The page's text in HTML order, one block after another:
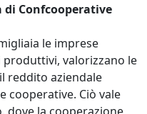
Confcooperative
le imprese
valorizzano le
reddito aziendale
cooperative. Ciò vale
dove la cooperazione